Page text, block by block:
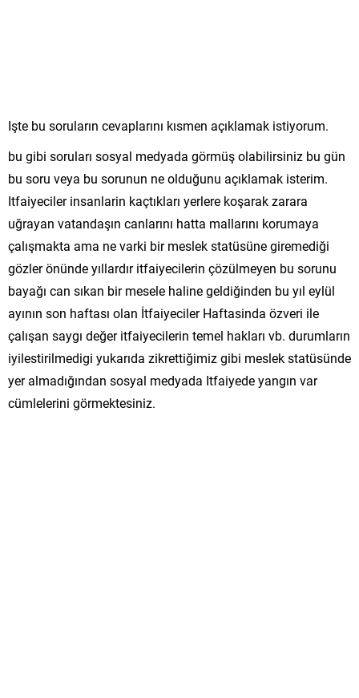
Işte bu soruların cevaplarını kısmen açıklamak istiyorum.
bu gibi soruları sosyal medyada görmüş olabilirsiniz bu gün
bu soru veya bu sorunun ne olduğunu açıklamak isterim.
Itfaiyeciler insanlarin kaçtıkları yerlere koşarak zarara
uğrayan vatandaşın canlarını hatta mallarını korumaya
çalışmakta ama ne varki bir meslek statüsüne giremediği
gözler önünde yıllardır itfaiyecilerin çözülmeyen bu sorunu
bayağı can sıkan bir mesele haline geldiğinden bu yıl eylül
ayının son haftası olan İtfaiyeciler Haftasinda özveri ile
çalışan saygı değer itfaiyecilerin temel hakları vb. durumların
iyilestirilmedigi yukarıda zikrettiğimiz gibi meslek statüsünde
yer almadığından sosyal medyada Itfaiyede yangın var
cümlelerini görmektesiniz.